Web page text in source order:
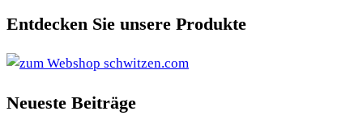
Entdecken Sie unsere Produkte
Neueste Beiträge